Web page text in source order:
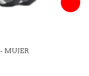
MUJER